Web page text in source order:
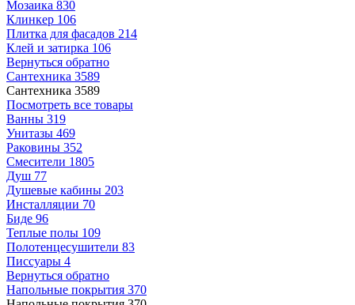
Мозаика 830
Клинкер 106
Плитка для фасадов 214
Клей и затирка 106
Вернуться обратно
Сантехника 3589
Сантехника 3589
Посмотреть все товары
Ванны 319
Унитазы 469
Раковины 352
Смесители 1805
Душ 77
Душевые кабины 203
Инсталляции 70
Биде 96
Теплые полы 109
Полотенцесушители 83
Писсуары 4
Вернуться обратно
Напольные покрытия 370